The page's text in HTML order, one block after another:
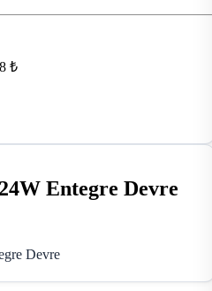
₺
Entegre Devre
Devre